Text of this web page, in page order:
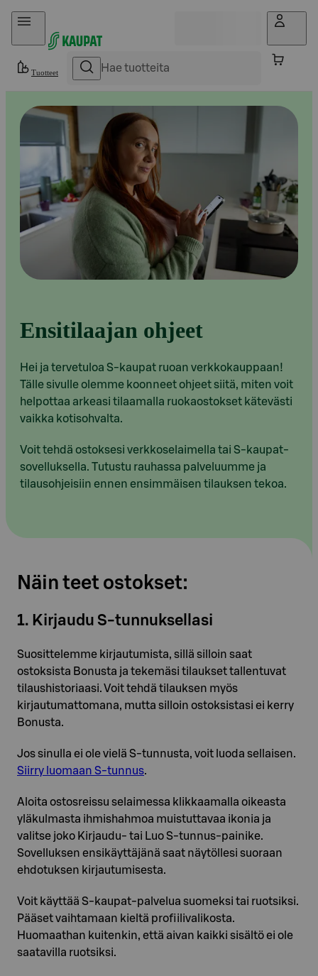
Hyppää sisältöön
Tuotteet
Ensitilaajan ohjeet
Hei ja tervetuloa S-kaupat ruoan verkkokauppaan!
Tälle sivulle olemme koonneet ohjeet siitä, miten voit
helpottaa arkeasi tilaamalla ruokaostokset kätevästi
vaikka kotisohvalta.
Voit tehdä ostoksesi verkkoselaimella tai S-kaupat-
sovelluksella. Tutustu rauhassa palveluumme ja
tilausohjeisiin ennen ensimmäisen tilauksen tekoa.
Näin teet ostokset:
1. Kirjaudu S-tunnuksellasi
Suosittelemme kirjautumista, sillä silloin saat
ostoksista Bonusta ja tekemäsi tilaukset tallentuvat
tilaushistoriaasi. Voit tehdä tilauksen myös
kirjautumattomana, mutta silloin ostoksistasi ei kerry
Bonusta.
Jos sinulla ei ole vielä S-tunnusta, voit luoda sellaisen.
Siirry luomaan S-tunnus.
Aloita ostosreissu selaimessa klikkaamalla oikeasta
yläkulmasta ihmishahmoa muistuttavaa ikonia ja
valitse joko Kirjaudu- tai Luo S-tunnus-painike.
Sovelluksen ensikäyttäjänä saat näytöllesi suoraan
ehdotuksen kirjautumisesta.
Voit käyttää S-kaupat-palvelua suomeksi tai ruotsiksi.
Pääset vaihtamaan kieltä profiilivalikosta.
Huomaathan kuitenkin, että aivan kaikki sisältö ei ole
saatavilla ruotsiksi.